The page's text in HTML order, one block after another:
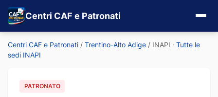
Centri CAF e Patronati
Centri CAF e Patronati / Trentino-Alto Adige / INAPI · Tutte le
sedi INAPI
PATRONATO